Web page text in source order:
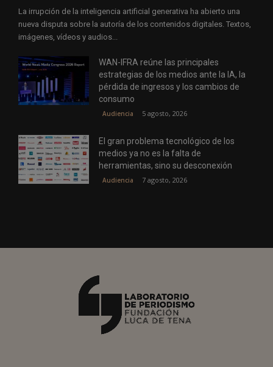
La irrupción de la inteligencia artificial generativa ha abierto una
nueva disputa sobre la autoría de los contenidos digitales. Textos,
imágenes, vídeos y audios...
WAN-IFRA reúne las principales
estrategias de los medios ante la IA, la
pérdida de ingresos y los cambios de
consumo
Audiencia 5 agosto, 2026
El gran problema tecnológico de los
medios ya no es la falta de
herramientas, sino su desconexión
Audiencia 7 agosto, 2026